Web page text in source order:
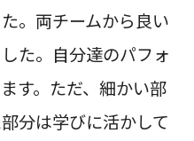
。両チームから良い
た。自分達のパフォ
す。ただ、細かい部
分は学びに活かして